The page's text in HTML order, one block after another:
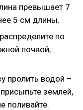
превышает 7
5 см длины.
по
почвой,
пролить водой –
землей,
поливайте.